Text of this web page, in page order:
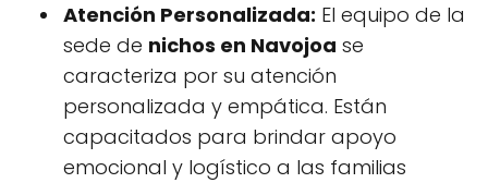
Atención Personalizada: El equipo de la
sede de nichos en Navojoa se
caracteriza por su atención
personalizada y empática. Están
capacitados para brindar apoyo
emocional y logístico a las familias